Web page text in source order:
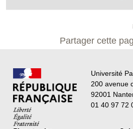
Partager cette
Université
200 avenue
92001
01 40 97 72